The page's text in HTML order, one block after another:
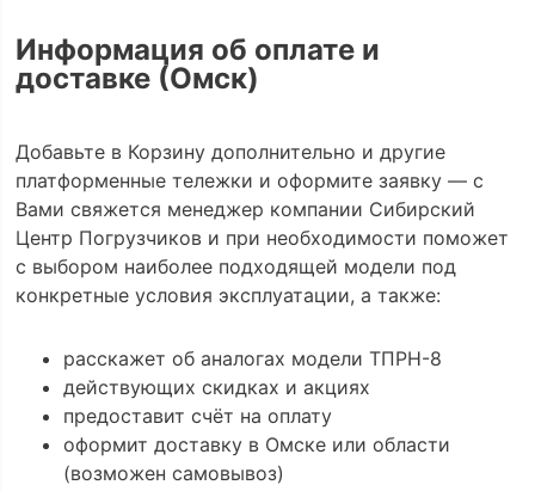
Информация об оплате и
доставке (Омск)
Добавьте в Корзину дополнительно и другие
платформенные тележки и оформите заявку — с
Вами свяжется менеджер компании Сибирский
Центр Погрузчиков и при необходимости поможет
с выбором наиболее подходящей модели под
конкретные условия эксплуатации, а также:
расскажет об аналогах модели ТПРН-8
действующих скидках и акциях
предоставит счёт на оплату
оформит доставку в Омске или области
(возможен самовывоз)